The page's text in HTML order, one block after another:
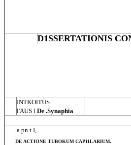
D1SSERTATIONIS
INTKOITÜS
l'AUS l De .Synaphia
 a pn t I,
DE ACTIONE TUBOKUM CAP11LARIUM.